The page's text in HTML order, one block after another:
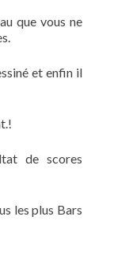
que vous ne
et enfin il
de scores
les plus Bars